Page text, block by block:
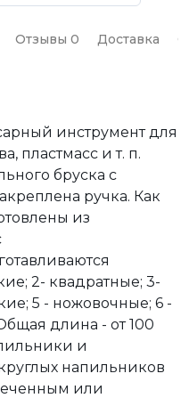
Отзывы 0 Доставка
инструмент для
пластмасс и т. п.
бруска с
ручка. Как
из
2- квадратные; 3-
5 - ножовочные; 6 -
длина - от 100
и
напильников
или